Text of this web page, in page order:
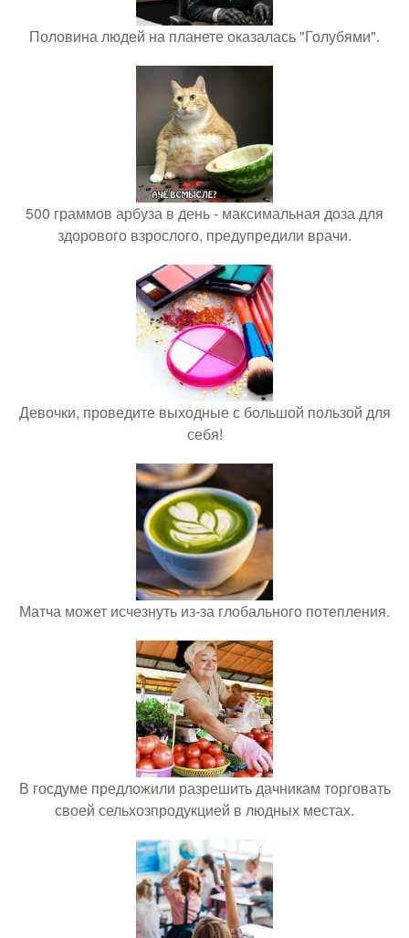
Половина людей на планете оказалась "Голубями".
500 граммов арбуза в день - максимальная доза для
здорового взрослого, предупредили врачи.
Девочки, проведите выходные с большой пользой для
себя!
Матча может исчезнуть из-за глобального потепления.
В госдуме предложили разрешить дачникам торговать
своей сельхозпродукцией в людных местах.